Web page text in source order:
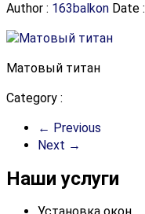
Author : 163balkon Date :
Матовый титан
Category :
← Previous
Next →
Наши услуги